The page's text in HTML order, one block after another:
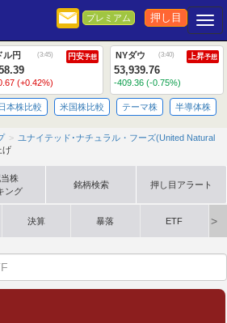
プレミアム 押し目
ル円 (3:45) 円安予想
(+0.42%)
NYダウ (3:40) 上昇予想
53,939.76
-409.36 (-0.75%)
本株比較 米国株比較 テーマ株 半導体株
ユナイテッド･ナチュラル・フーズ(United Natural
げ
株
ング
銘柄検索 押し目アラート
決算 暴落 ETF